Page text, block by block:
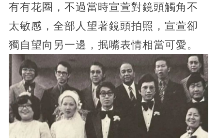
有有花圈，不過當時宣萱對鏡頭觸角不
太敏感，全部人望著鏡頭拍照，宣萱卻
獨自望向另一邊，抿嘴表情相當可愛。